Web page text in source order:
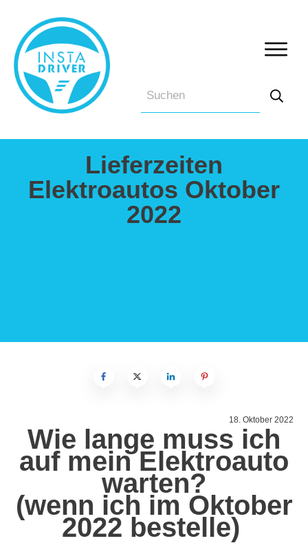
Lieferzeiten
Elektroautos Oktober
2022
18. Oktober 2022
Wie lange muss ich
auf mein Elektroauto
warten?
(wenn ich im Oktober
2022 bestelle)